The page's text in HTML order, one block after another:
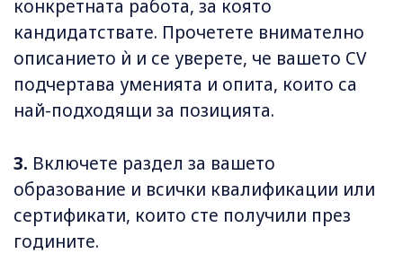
конкретната работа, за която
кандидатствате. Прочетете внимателно
описанието ѝ и се уверете, че вашето CV
подчертава уменията и опита, които са
най-подходящи за позицията.
3. Включете раздел за вашето
образование и всички квалификации или
сертификати, които сте получили през
годините.